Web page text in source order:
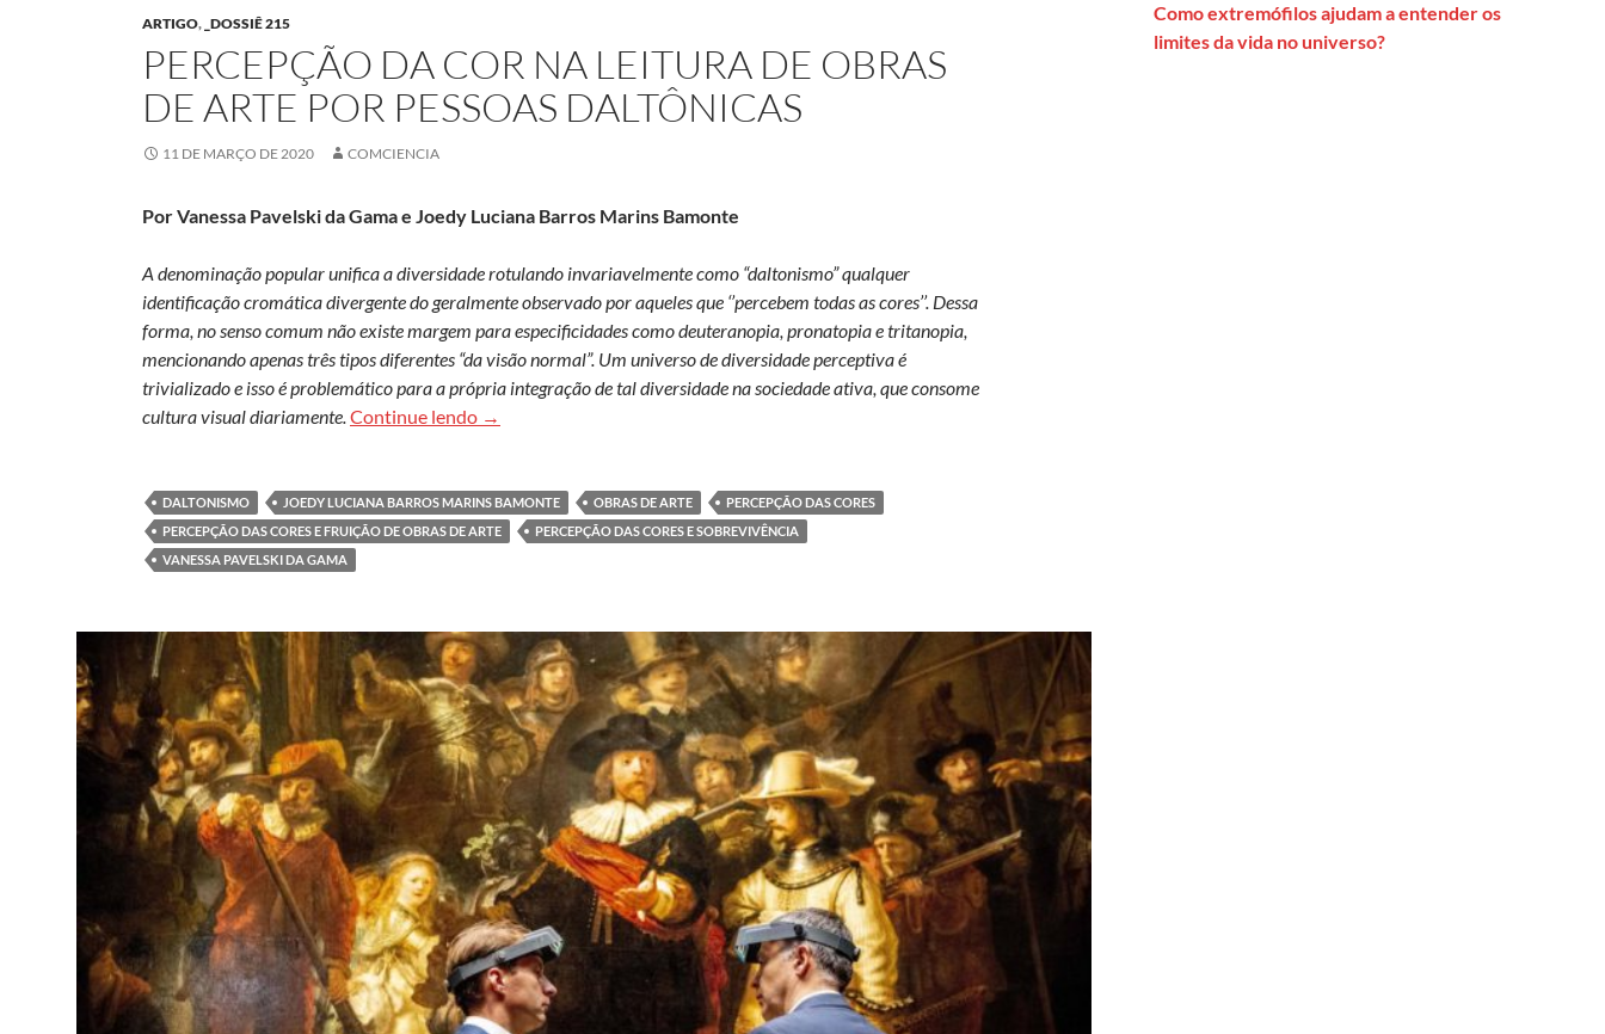
ARTIGO, _DOSSIÊ 215
PERCEPÇÃO DA COR NA LEITURA DE OBRAS
DE ARTE POR PESSOAS DALTÔNICAS
11 DE MARÇO DE 2020 COMCIENCIA
Por Vanessa Pavelski da Gama e Joedy Luciana Barros Marins Bamonte
A denominação popular unifica a diversidade rotulando invariavelmente como “daltonismo” qualquer
identificação cromática divergente do geralmente observado por aqueles que ‘’percebem todas as cores’’. Dessa
forma, no senso comum não existe margem para especificidades como deuteranopia, pronatopia e tritanopia,
mencionando apenas três tipos diferentes “da visão normal”. Um universo de diversidade perceptiva é
trivializado e isso é problemático para a própria integração de tal diversidade na sociedade ativa, que consome
cultura visual diariamente. Continue lendo Percepção da cor na leitura de obras de arte por pessoas daltônicas
→
DALTONISMO JOEDY LUCIANA BARROS MARINS BAMONTE OBRAS DE ARTE
PERCEPÇÃO DAS CORES
PERCEPÇÃO DAS CORES E FRUIÇÃO DE OBRAS DE ARTE
PERCEPÇÃO DAS CORES E SOBREVIVÊNCIA
VANESSA PAVELSKI DA GAMA
Como extremófilos ajudam a entender os
limites da vida no universo?